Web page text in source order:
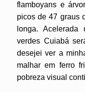
flamboyans e
picos de 47 graus
longa.
verdes Cuiabá
desejei ver a
malhar em ferro
pobreza visual